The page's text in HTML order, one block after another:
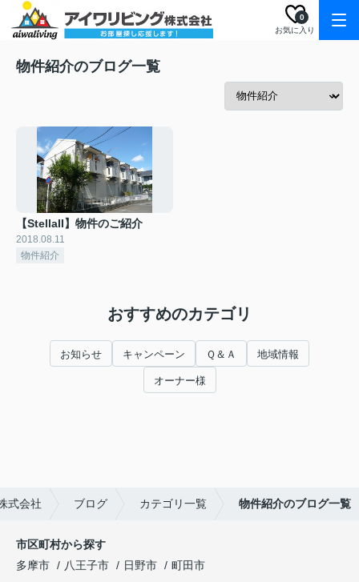
お気に入り
0
物件紹介のブログ一覧
【StellaII】物件のご紹介
2018.08.11
物件紹介
おすすめのカテゴリ
お知らせ キャンペーン Ｑ＆Ａ 地域情報
オーナー様
式会社 ブログ カテゴリ一覧 物件紹介のブログ一覧
市区町村から探す
多摩市
八王子市 日野市
町田市